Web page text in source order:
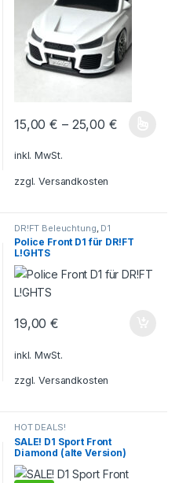
Varianten auf. Die Optionen
15,00€ – 25,00 €
Dieses Produkt weist mehrere
inkl. MwSt.
zzgl.Versandkosten
Varianten auf. Die Optionen
DR!FT Beleuchtung D1
Beleuchtung
Police Front D1 für DR!FT
L!GHTS
19,00€
inkl. MwSt.
zzgl.Versandkosten
HOT DEALS!
SALE! D1 Sport Front
Diamond (alte Version)